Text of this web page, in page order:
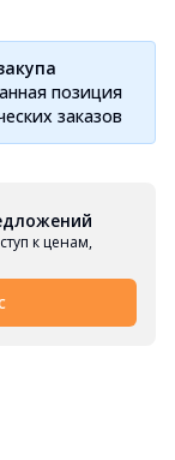
позиция
заказов
к ценам,